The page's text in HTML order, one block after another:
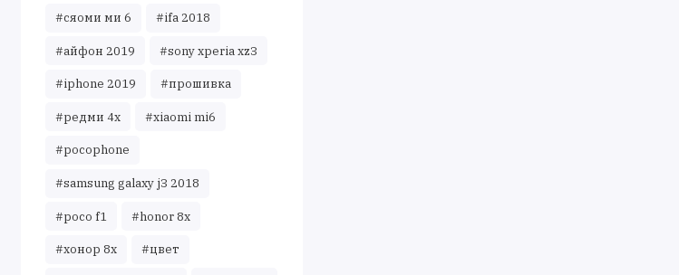
#сяоми ми 6 #ifa 2018
#айфон 2019 #sony xperia xz3
#iphone 2019 #прошивка
#редми 4х #xiaomi mi6
#pocophone
#samsung galaxy j3 2018
#poco f1 #honor 8x
#хонор 8х #цвет